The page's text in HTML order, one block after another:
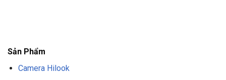
Sản Phẩm
Camera Hilook